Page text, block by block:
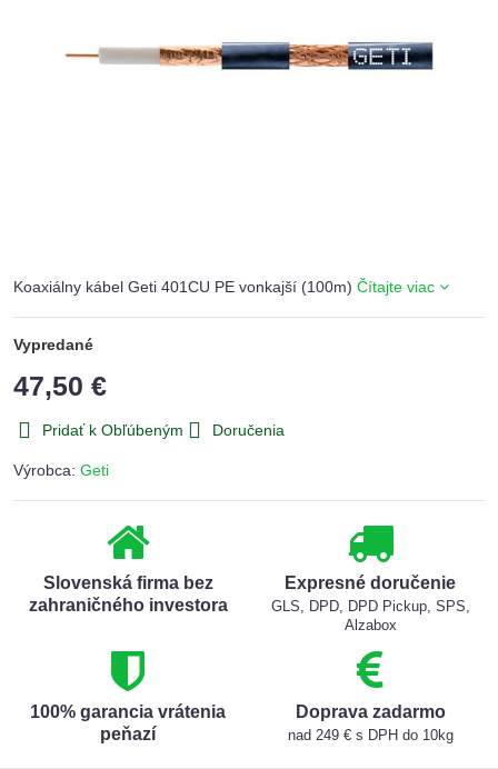
Koaxiálny kábel Geti 401CU PE vonkajší (100m) Čítajte viac
Vypredané
47,50 €
Pridať k Obľúbeným Doručenia
Výrobca: Geti
Slovenská firma bez
zahraničného investora
Expresné doručenie
GLS, DPD, DPD Pickup, SPS,
Alzabox
100% garancia vrátenia
peňazí
Doprava zadarmo
nad 249 € s DPH do 10kg